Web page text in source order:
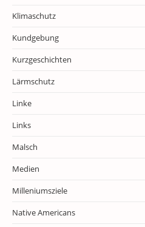
Klimaschutz
Kundgebung
Kurzgeschichten
Lärmschutz
Linke
Links
Malsch
Medien
Milleniumsziele
Native Americans